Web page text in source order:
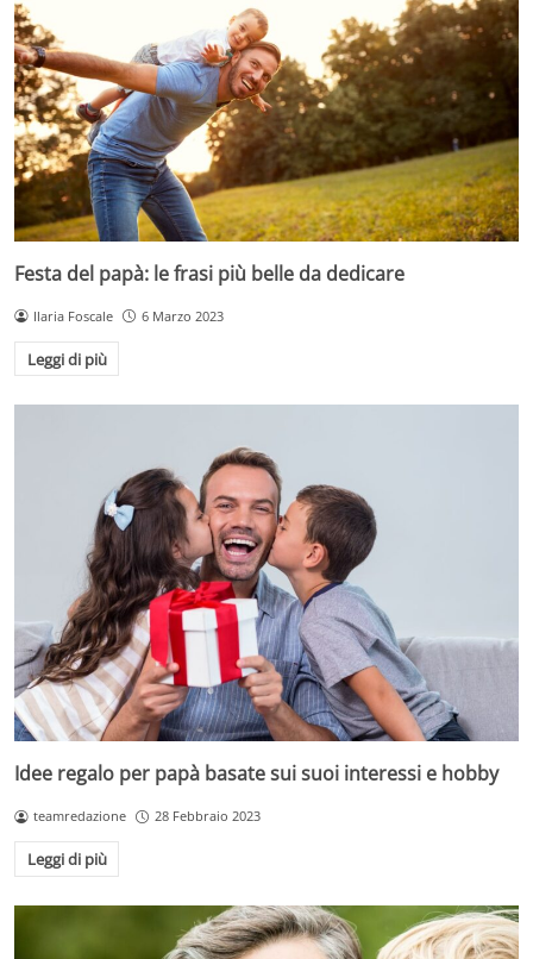
Festa del papà: le frasi più belle da dedicare
Ilaria Foscale 6 Marzo 2023
Leggi di più
Idee regalo per papà basate sui suoi interessi e hobby
teamredazione 28 Febbraio 2023
Leggi di più